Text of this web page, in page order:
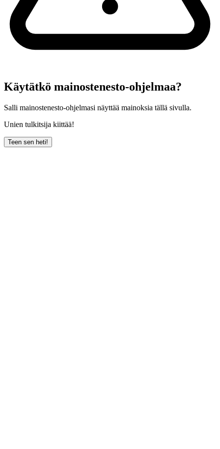
Käytätkö mainostenesto-ohjelmaa?
Salli mainostenesto-ohjelmasi näyttää mainoksia tällä sivulla.
Unien tulkitsija kiittää!
Teen sen heti!